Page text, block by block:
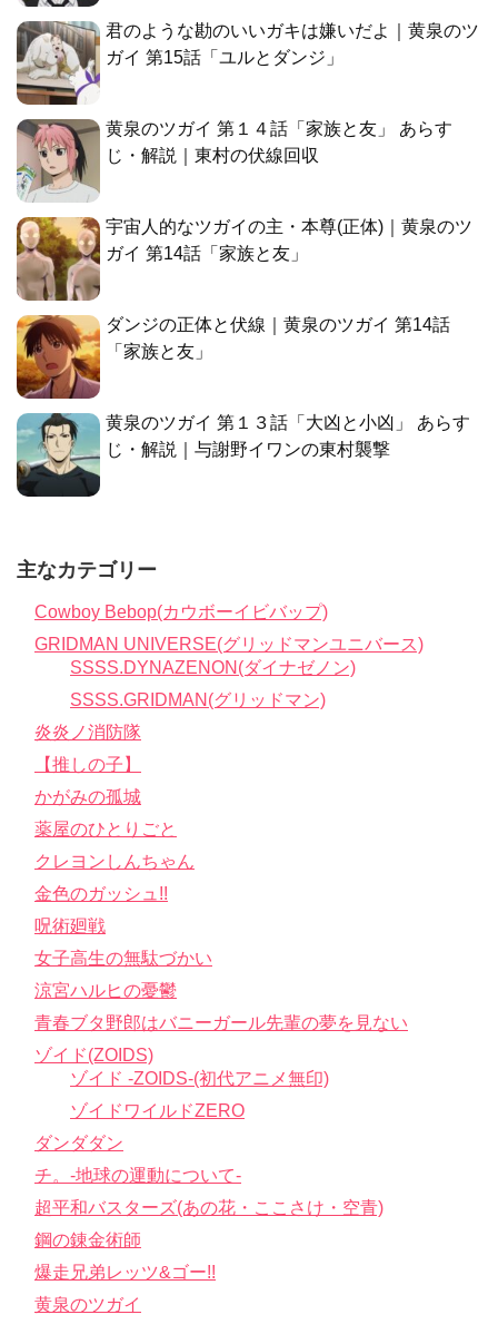
君のような勘のいいガキは嫌いだよ｜黄泉のツ
ガイ 第15話「ユルとダンジ」
黄泉のツガイ 第１４話「家族と友」 あらす
じ・解説｜東村の伏線回収
宇宙人的なツガイの主・本尊(正体)｜黄泉のツ
ガイ 第14話「家族と友」
ダンジの正体と伏線｜黄泉のツガイ 第14話
「家族と友」
黄泉のツガイ 第１３話「大凶と小凶」 あらす
じ・解説｜与謝野イワンの東村襲撃
主なカテゴリー
Cowboy Bebop(カウボーイビバップ)
GRIDMAN UNIVERSE(グリッドマンユニバース)
SSSS.DYNAZENON(ダイナゼノン)
SSSS.GRIDMAN(グリッドマン)
炎炎ノ消防隊
【推しの子】
かがみの孤城
薬屋のひとりごと
クレヨンしんちゃん
金色のガッシュ!!
呪術廻戦
女子高生の無駄づかい
涼宮ハルヒの憂鬱
青春ブタ野郎はバニーガール先輩の夢を見ない
ゾイド(ZOIDS)
ゾイド -ZOIDS-(初代アニメ無印)
ゾイドワイルドZERO
ダンダダン
チ。-地球の運動について-
超平和バスターズ(あの花・ここさけ・空青)
鋼の錬金術師
爆走兄弟レッツ&ゴー!!
黄泉のツガイ